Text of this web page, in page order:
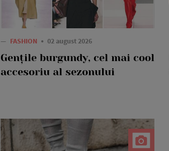
— FASHION 02 august 2026
Gențile burgundy, cel mai cool
accesoriu al sezonului